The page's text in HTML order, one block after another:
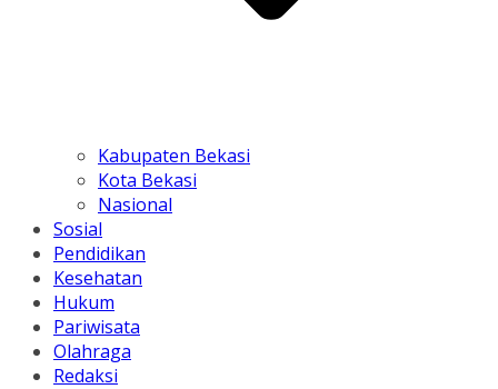
Kabupaten Bekasi
Kota Bekasi
Nasional
Sosial
Pendidikan
Kesehatan
Hukum
Pariwisata
Olahraga
Redaksi